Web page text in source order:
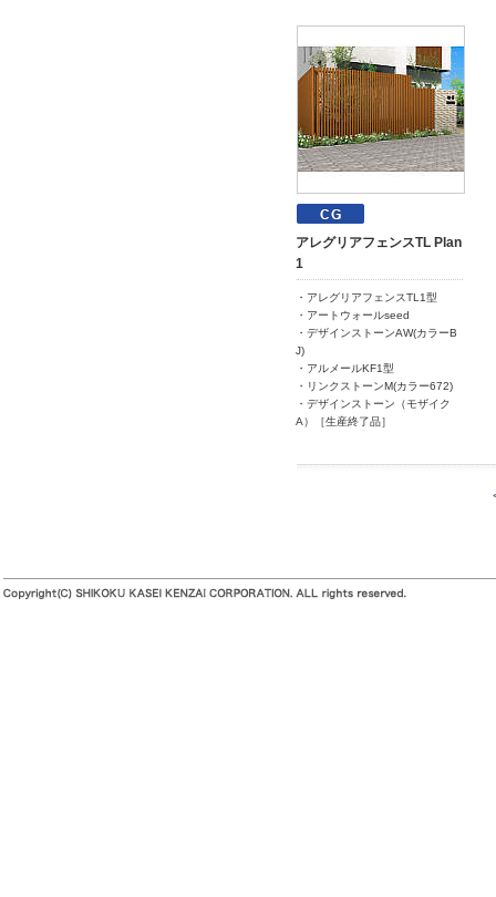
アレグリアフェンスTL Plan
1
・アレグリアフェンスTL1型
・アートウォールseed
・デザインストーンAW(カラーB
J)
・アルメールKF1型
・リンクストーンM(カラー672)
・デザインストーン（モザイク
A）［生産終了品］